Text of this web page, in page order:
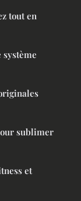
tout en
sublimer
et